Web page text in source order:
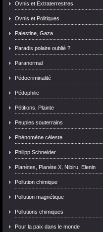
Ovnis et Extraterrestres
Ovnis et Politiques
Palestine, Gaza
Paradis polaire oublié ?
Paranormal
Pédocriminalité
Pédophilie
Pétitions, Plainte
Peuples souterrains
Phénomène céleste
Philipp Schneider
Planètes, Planète X, Nibiru, Elenin
Pollution chimique
Pollution magnétique
Pollutions chimiques
Pour la paix dans le monde